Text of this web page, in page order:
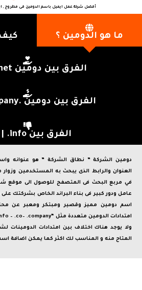
أفضل شركة عمل ايميل باسم الدومين فى مطروح ,
ما هو الدومين ؟ كيف
الفرق بين دومين com | .net
الفرق بين دومين .co | .company
الفرق بين org | .info
دومين الشركة ” نطاق الشركة ” هو عنوانه
العنوان والرابط الذى يبحث به المستخدمين
في مربع البحث فى المتصفح للوصول الى موقع
عامل ودور كبير فى بناء البراند الخاص بشركتك
اسم دومين مميز وقصير ومبتكر ومعبر عن
ولا يوجد هناك اختلاف بين امتدادات الدومينات
المتاح منه و المناسب لك اكثر كما يمكن اضافة